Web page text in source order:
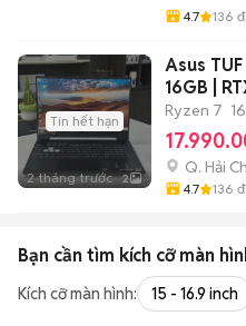
4.7 136
Tin hết hạn
2 tháng trước 2
Asus
16GB |
Ryzen 7
Q. Hải
4.7 136
Bạn cần tìm kích cỡ màn
Kích cỡ màn hình: 15 - 16.9 inch